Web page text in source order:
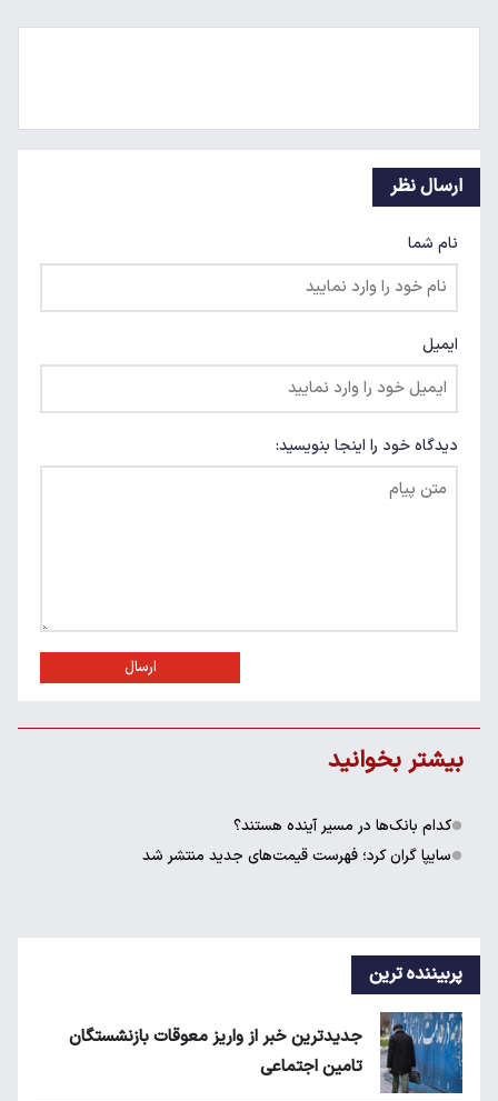
ارسال نظر
نام شما
ایمیل
دیدگاه خود را اینجا بنویسید:
ارسال
بیشتر بخوانید
کدام بانک‌ها در مسیر آینده هستند؟
سایپا گران کرد؛ فهرست قیمت‌های جدید منتشر شد
پربیننده ترین
جدیدترین خبر از واریز معوقات بازنشستگان
تامین اجتماعی